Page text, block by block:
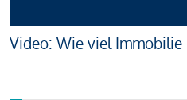
Video: Wie viel Immobilie